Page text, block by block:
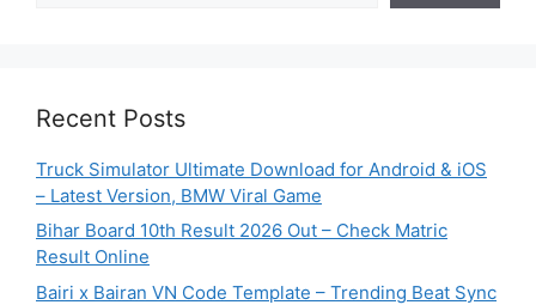
Recent Posts
Truck Simulator Ultimate Download for Android & iOS
– Latest Version, BMW Viral Game
Bihar Board 10th Result 2026 Out – Check Matric
Result Online
Bairi x Bairan VN Code Template – Trending Beat Sync